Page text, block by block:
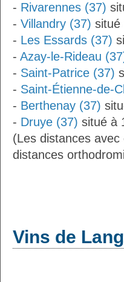
- Rivarennes (37)
- Villandry (37) situé
- Les Essards (37)
- Azay-le-Rideau
- Saint-Patrice (37)
- Saint-Étienne-de-
- Berthenay (37)
- Druye (37) situé à
(Les distances
distances
Vins de